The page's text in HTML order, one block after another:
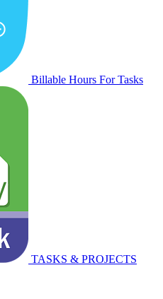
Billable Hours For Tasks
TASKS & PROJECTS